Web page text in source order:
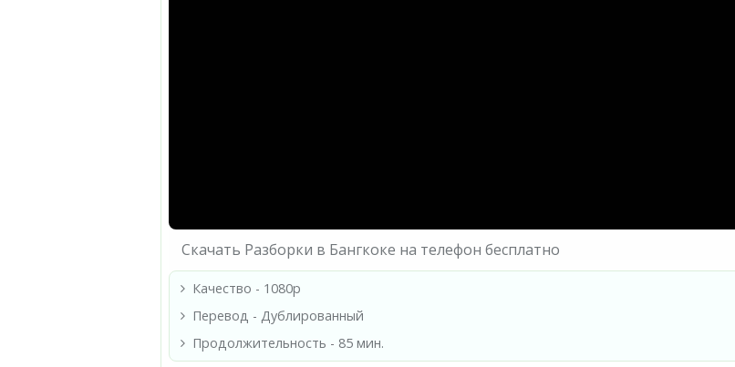
Скачать Разборки в Бангкоке на телефон бесплатно
Качество - 1080p
Перевод - Дублированный
Продолжительность - 85 мин.